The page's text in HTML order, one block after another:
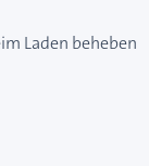
Laden beheben